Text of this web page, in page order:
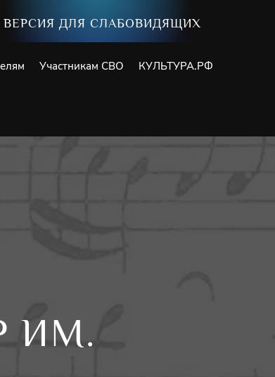
ВЕРСИЯ ДЛЯ СЛАБОВИДЯЩИХ
Участникам СВО КУЛЬТУРА.РФ
ИМ.